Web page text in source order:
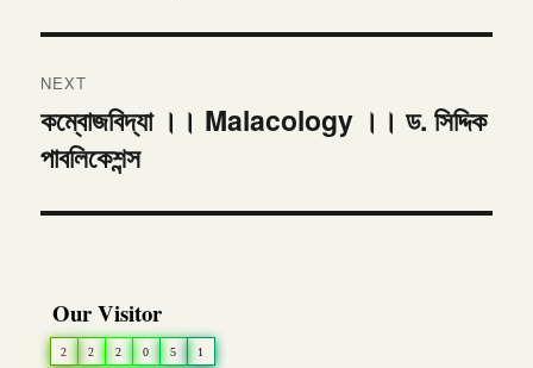
NEXT
Next
post:
কম্বোজবিদ্যা ।। Malacology ।। ড. সিদ্দিক
পাবলিকেশন্স
Our Visitor
2 2 2 0 5 1